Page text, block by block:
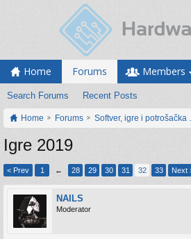
Home Forums
Search Forums Recent Posts
Members
Home Forums Softver, igre i potrošačka
Igre 2019
< Prev 1 ← 28 29 30 31 32 33 Next
NAILS
Moderator